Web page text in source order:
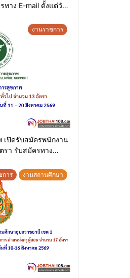
ทาง E-mail ตั้งแต่วัน
งานราชการ
ปิดรับสมัครพนักงาน
รา รับสมัครทาง
การ งานสถานศึกษา